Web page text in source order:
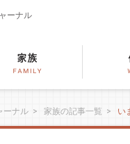
ーナル
ーナル > 家族の記事一覧 > い